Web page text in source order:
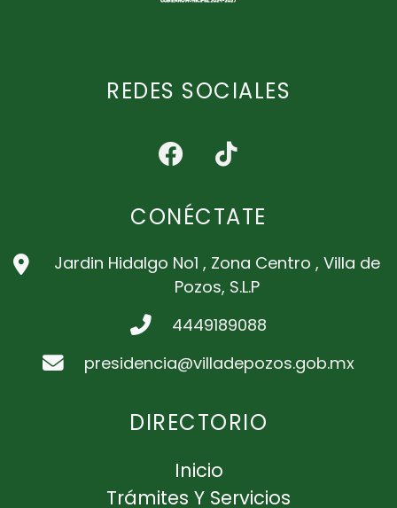
REDES SOCIALES
CONÉCTATE
Jardin Hidalgo No1 , Zona Centro , Villa de
Pozos, S.L.P
4449189088
presidencia@villadepozos.gob.mx
DIRECTORIO
Inicio
Trámites Y Servicios